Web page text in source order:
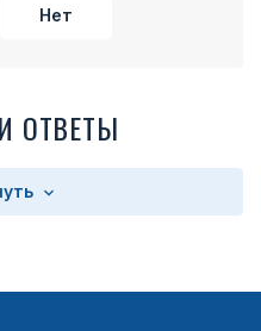
Нет
ОТВЕТЫ